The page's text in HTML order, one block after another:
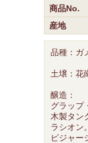
商品No.
産地
品種：ガ
土壌：花
醸造：
グラップ
木製タン
ラシオン。
ピジャー